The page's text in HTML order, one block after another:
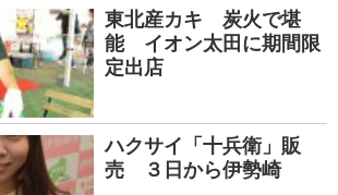
東北産カキ 炭火で堪
能 イオン太田に期間限
定出店
ハクサイ「十兵衛」販
売 ３日から伊勢崎